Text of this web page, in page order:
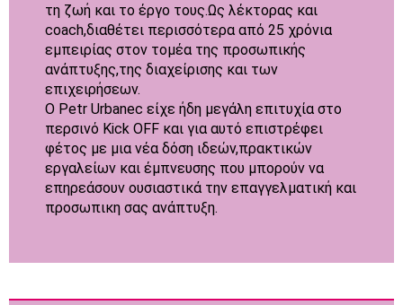
τη ζωή και το έργο τους.Ως λέκτορας και
coach,διαθέτει περισσότερα από 25 χρόνια
εμπειρίας στον τομέα της προσωπικής
ανάπτυξης,της διαχείρισης και των
επιχειρήσεων.
Ο Petr Urbanec είχε ήδη μεγάλη επιτυχία στο
περσινό Kick OFF και για αυτό επιστρέφει
φέτος με μια νέα δόση ιδεών,πρακτικών
εργαλείων και έμπνευσης που μπορούν να
επηρεάσουν ουσιαστικά την επαγγελματική και
προσωπικη σας ανάπτυξη.